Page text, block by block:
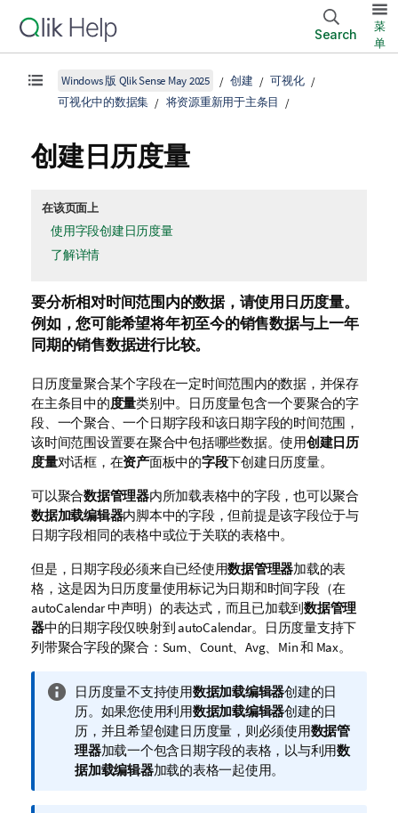
Search
菜
单
Windows 版 Qlik Sense May 2025 创建
可视化
可视化中的数据集
将资源重新用于主条目
创建日历度量
在该页面上
使用字段创建日历度量
了解详情
要分析相对时间范围内的数据，请使用日历度量。
例如，您可能希望将年初至今的销售数据与上一年
同期的销售数据进行比较。
日历度量聚合某个字段在一定时间范围内的数据，并保存
在主条目中的度量类别中。日历度量包含一个要聚合的字
段、一个聚合、一个日期字段和该日期字段的时间范围，
该时间范围设置要在聚合中包括哪些数据。使用创建日历
度量对话框，在资产面板中的字段下创建日历度量。
可以聚合数据管理器内所加载表格中的字段，也可以聚合
数据加载编辑器内脚本中的字段，但前提是该字段位于与
日期字段相同的表格中或位于关联的表格中。
但是，日期字段必须来自已经使用数据管理器加载的表
格，这是因为日历度量使用标记为日期和时间字段（在
autoCalendar中声明）的表达式，而且已加载到数据管理
器中的日期字段仅映射到autoCalendar。日历度量支持下
列带聚合字段的聚合： Sum、 Count、 Avg、 Min和 Max。
信
息
注
释
日历度量不支持使用数据加载编辑器创建的日
历。如果您使用利用数据加载编辑器创建的日
历，并且希望创建日历度量，则必须使用数据管
理器加载一个包含日期字段的表格，以与利用数
据加载编辑器加载的表格一起使用。